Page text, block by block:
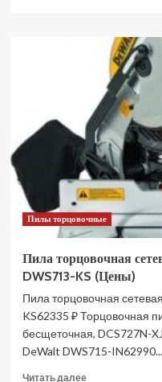
торцовочная
сетевая
EINHELL
TC-
SM
216
4300380
(Цены)
Пилы торцовочные
Пила торцовочная
DWS713-KS (Цены)
Пила торцовочная
KS62335 ₽ Торцовочная
бесщеточная, DCS727N-
DeWalt DWS715-IN62990...
Читать далееПрочитать